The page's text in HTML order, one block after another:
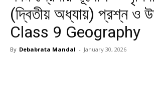
(দ্বিতীয় অধ্যায়) প্রশ্ন ও
Class 9 Geography
By Debabrata Mandal - January 30, 2026